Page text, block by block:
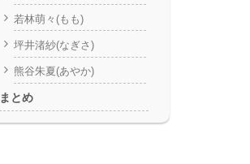
若林萌々(もも)
坪井渚紗(なぎさ)
熊谷朱夏(あやか)
まとめ